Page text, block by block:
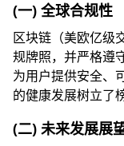
(一) 全球合规性
区块链（美欧亿级
规牌照，并严格遵
为用户提供安全、
的健康发展树立了
(二) 未来发展展